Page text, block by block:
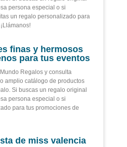
persona especial o si
un regalo personalizado para
finas y hermosos
para tus eventos
Regalos y consulta
amplio catálogo de productos
Si buscas un regalo original
persona especial o si
para tus promociones de
de miss valencia